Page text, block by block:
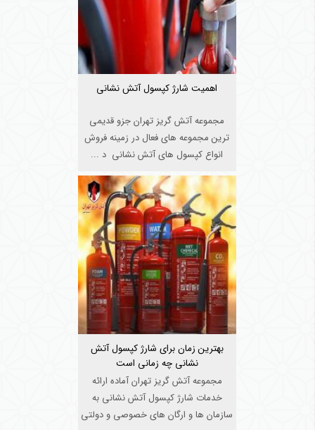
اهمیت شارژ کپسول آتش نشانی
مجموعه آتش گریز تهران جزو قدیمی
ترین مجموعه های فعال در زمینه فروش
انواع کپسول های آتش نشانی د ...
بهترین زمان برای شارژ کپسول آتش
نشانی چه زمانی است
مجموعه آتش گریز تهران آماده ارائه
خدمات شارژ کپسول آتش نشانی به
سازمان ها و ارگان های خصوصی و دولتی